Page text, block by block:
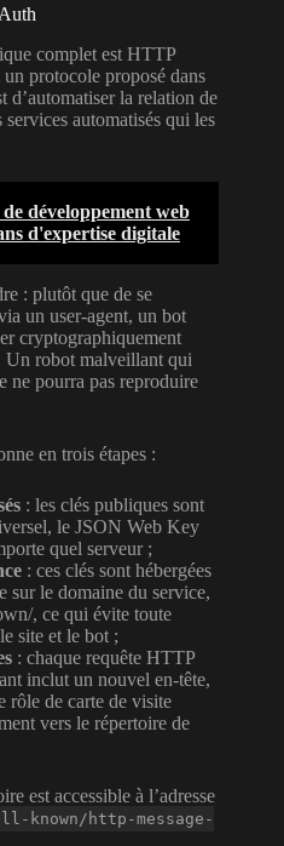
complet est HTTP
protocole proposé dans
d’automatiser la relation de
automatisés qui les
développement web
d'expertise digitale
: plutôt que de se
un user-agent, un bot
cryptographiquement
Un robot malveillant qui
ne pourra pas reproduire
en trois étapes :
: les clés publiques sont
le JSON Web Key
quel serveur ;
: ces clés sont hébergées
sur le domaine du service,
, ce qui évite toute
site et le bot ;
: chaque requête HTTP
inclut un nouvel en-tête,
rôle de carte de visite
vers le répertoire de
est accessible à l’adresse
known/http-message-